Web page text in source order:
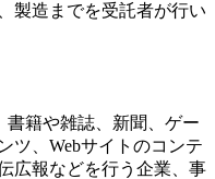
製造までを受託者が行い
書籍や雑誌、新聞、ゲー
ツ、Webサイトのコンテ
広報などを行う企業、事